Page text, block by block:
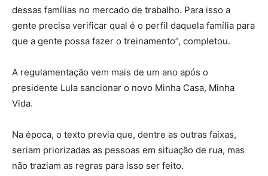
dessas famílias no mercado de trabalho. Para isso a
gente precisa verificar qual é o perfil daquela família para
que a gente possa fazer o treinamento”, completou.
A regulamentação vem mais de um ano após o
presidente Lula sancionar o novo Minha Casa, Minha
Vida.
Na época, o texto previa que, dentre as outras faixas,
seriam priorizadas as pessoas em situação de rua, mas
não traziam as regras para isso ser feito.